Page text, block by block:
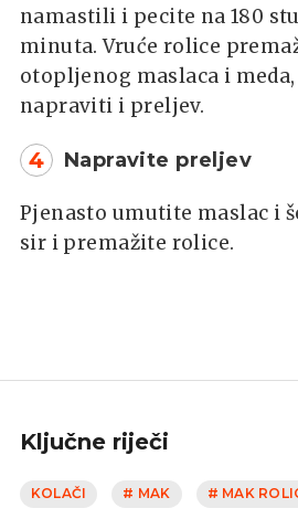
namastili i pecite na 180
minuta. Vruće rolice
otopljenog maslaca i
napraviti i preljev.
4 Napravite preljev
Pjenasto umutite maslac i
sir i premažite rolice.
Ključne riječi
KOLAČI # MAK # MAK